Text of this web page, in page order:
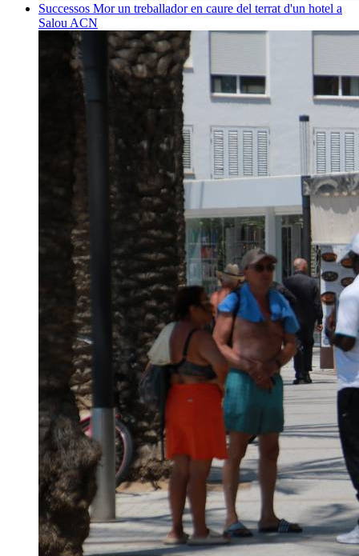
Successos Mor un treballador en caure del terrat d'un hotel a
Salou ACN